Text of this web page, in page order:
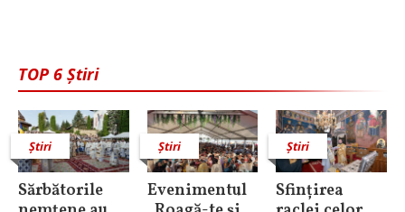
TOP 6 Știri
Știri
Sărbătorile
Știri
Evenimentul
Știri
Sfințirea